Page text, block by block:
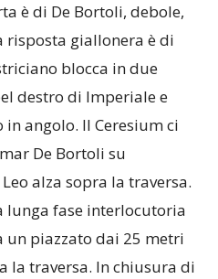
è di De Bortoli, debole,
risposta giallonera è di
blocca in due
destro di Imperiale e
angolo. Il Ceresium ci
De Bortoli su
alza sopra la traversa.
lunga fase interlocutoria
un piazzato dai 25 metri
la traversa. In chiusura di